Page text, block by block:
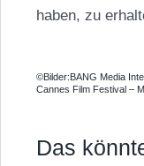
haben, zu
©Bilder:BANG Media
Cannes Film Festival –
Das